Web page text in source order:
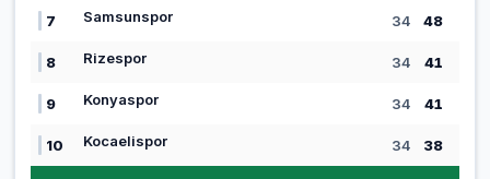
7 Samsunspor 34 48
8 Rizespor 34 41
9 Konyaspor 34 41
10 Kocaelispor 34 38